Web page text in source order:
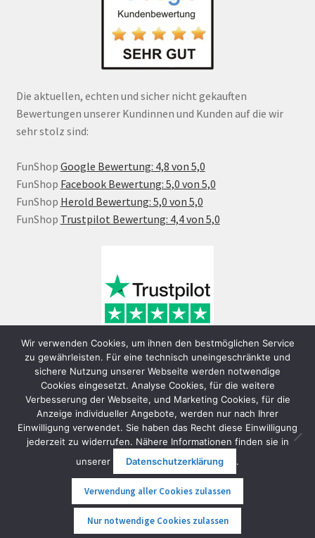
Die aktuellen, echten und sicher nicht gekauften
Bewertungen unserer Kundinnen und Kunden auf die wir
sehr stolz sind:
FunShop Google Bewertung: 4,8 von 5,0
FunShop Facebook Bewertung: 5,0 von 5,0
FunShop Herold Bewertung: 5,0 von 5,0
FunShop Trustpilot Bewertung: 4,4 von 5,0
© FunShop Wien - Hochqualitative Elektromobilität 2026
Datenschutzerklärung
Erstellt mit WooCommerce
Wir verwenden Cookies, um ihnen den bestmöglichen Service
zu gewährleisten. Für eine technisch uneingeschränkte und
sichere Nutzung unserer Webseite werden notwendige
Cookies eingesetzt. Analyse Cookies, für die weitere
Verbesserung der Webseite, und Marketing Cookies, für die
Anzeige individueller Angebote, werden nur nach Ihrer
Einwilligung verwendet. Sie haben das Recht diese Einwilligung
jederzeit zu widerrufen. Nähere Informationen finden sie in
unserer
Datenschutzerklärung .
Verwendung aller Cookies zulassen
Nur notwendige Cookies zulassen